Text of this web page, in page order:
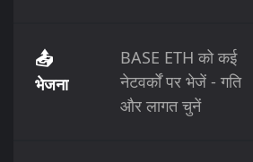
📤
भेजना
BASE ETH को कई
नेटवर्कों पर भेजें - गति
और लागत चुनें